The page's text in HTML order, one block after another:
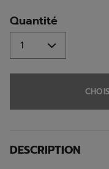
Quantité
DESCRIPTION